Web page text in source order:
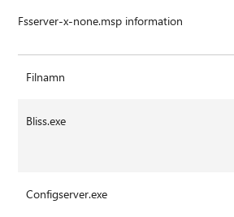
Fsserver-x-none.msp information
Filnamn
Bliss.exe
Configserver.exe